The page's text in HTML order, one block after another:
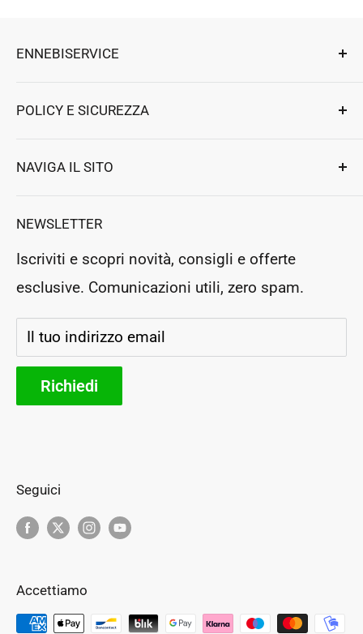
ENNEBISERVICE
per elettrodomestici e professionali.
Strada Ludovico Ariosto 63
P.Iva: IT03364130546
Rea: PG283954
POLICY E SICUREZZA
Termini e Condizioni
NAVIGA IL SITO
Prenota un appuntamento
Negozio Fisico
Segui il tuo ordine
Storia e futuro
Parteners
NEWSLETTER
Iscriviti e scopri novità, consigli e offerte
esclusive. Comunicazioni utili, zero spam.
Il tuo indirizzo email
Richiedi
Seguici
Accettiamo